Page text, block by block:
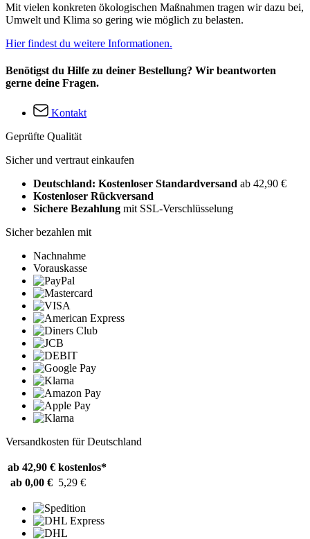
Mit vielen konkreten ökologischen Maßnahmen tragen wir dazu bei,
Umwelt und Klima so gering wie möglich zu belasten.
Hier findest du weitere Informationen.
Benötigst du Hilfe zu deiner Bestellung? Wir beantworten
gerne deine Fragen.
Kontakt
Geprüfte Qualität
Sicher und vertraut einkaufen
Deutschland: Kostenloser Standardversand ab 42,90 €
Kostenloser Rückversand
Sichere Bezahlung mit SSL-Verschlüsselung
Sicher bezahlen mit
Nachnahme
Vorauskasse
Versandkosten für Deutschland
ab 42,90 € kostenlos*
ab 0,00 € 5,29 €